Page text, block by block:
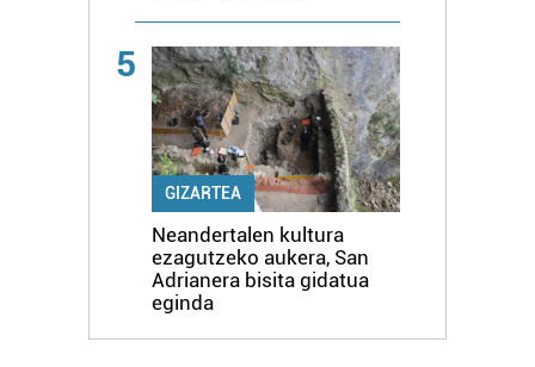
5
GIZARTEA
Neandertalen kultura
ezagutzeko aukera, San
Adrianera bisita gidatua
eginda